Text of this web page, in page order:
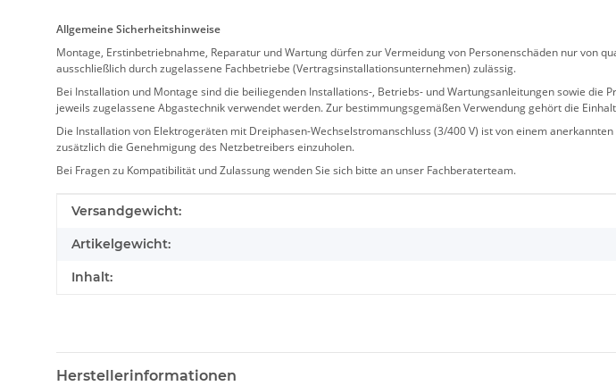
Allgemeine Sicherheitshinweise
Montage, Erstinbetriebnahme, Reparatur und Wartung dürfen zur Vermeidung von Personenschäden nur von
ausschließlich durch zugelassene Fachbetriebe (Vertragsinstallationsunternehmen) zulässig.
Bei Installation und Montage sind die beiliegenden Installations-, Betriebs- und Wartungsanleitungen sowie
jeweils zugelassene Abgastechnik verwendet werden. Zur bestimmungsgemäßen Verwendung gehört die
Die Installation von Elektrogeräten mit Dreiphasen-Wechselstromanschluss (3/400 V) ist von einem
zusätzlich die Genehmigung des Netzbetreibers einzuholen.
Bei Fragen zu Kompatibilität und Zulassung wenden Sie sich bitte an unser Fachberaterteam.
Produkteigenschaft
Wert
Versandgewicht:
Artikelgewicht:
Inhalt:
Herstellerinformationen